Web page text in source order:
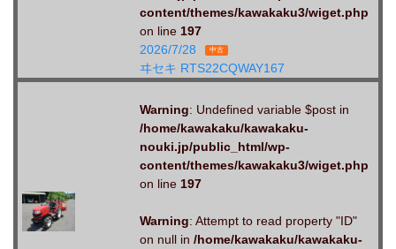
content/themes/kawakaku3/wiget.php
on line 197
2026/7/28
中古
ヰセキ RTS22CQWAY167
Warning: Undefined variable $post in
/home/kawakaku/kawakaku-
nouki.jp/public_html/wp-
content/themes/kawakaku3/wiget.php
on line 197
Warning: Attempt to read property "ID"
on null in /home/kawakaku/kawakaku-